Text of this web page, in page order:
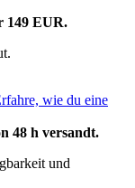
149 EUR.
wie du eine
48 h versandt.
und